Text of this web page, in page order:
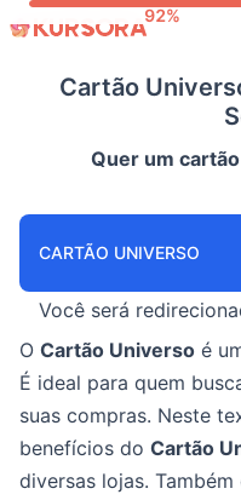
Cartão
Quer um
CARTÃO UNIVERSO
Você será
O Cartão Universo é
É ideal para quem
suas compras. Neste
benefícios do Cartão
diversas lojas.